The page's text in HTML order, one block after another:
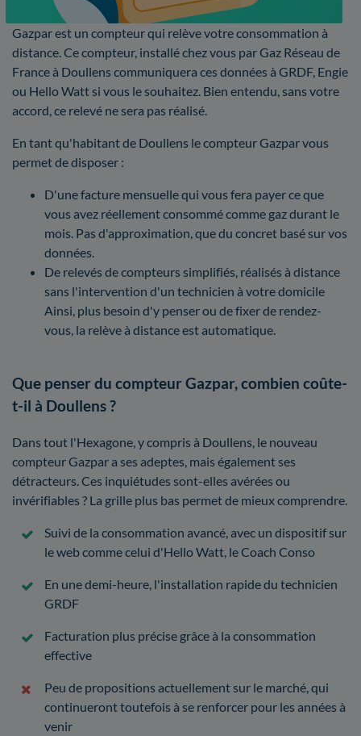
Gazpar est un compteur qui relève votre consommation à
distance. Ce compteur, installé chez vous par Gaz Réseau de
France à Doullens communiquera ces données à GRDF, Engie
ou Hello Watt si vous le souhaitez. Bien entendu, sans votre
accord, ce relevé ne sera pas réalisé.
En tant qu'habitant de Doullens le compteur Gazpar vous
permet de disposer :
D'une facture mensuelle qui vous fera payer ce que
vous avez réellement consommé comme gaz durant le
mois. Pas d'approximation, que du concret basé sur vos
données.
De relevés de compteurs simplifiés, réalisés à distance
sans l'intervention d'un technicien à votre domicile
Ainsi, plus besoin d'y penser ou de fixer de rendez-
vous, la relève à distance est automatique.
Que penser du compteur Gazpar, combien coûte-
t-il à Doullens ?
Dans tout l'Hexagone, y compris à Doullens, le nouveau
compteur Gazpar a ses adeptes, mais également ses
détracteurs. Ces inquiétudes sont-elles avérées ou
invérifiables ? La grille plus bas permet de mieux comprendre.
Suivi de la consommation avancé, avec un dispositif sur
le web comme celui d'Hello Watt, le Coach Conso
En une demi-heure, l'installation rapide du technicien
GRDF
Facturation plus précise grâce à la consommation
effective
Peu de propositions actuellement sur le marché, qui
continueront toutefois à se renforcer pour les années à
venir